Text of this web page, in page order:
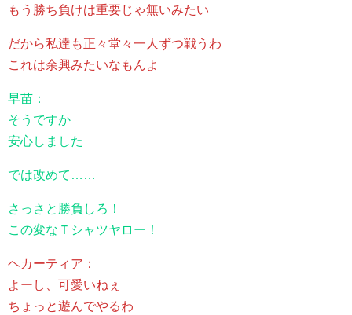
もう勝ち負けは重要じゃ無いみたい
だから私達も正々堂々一人ずつ戦うわ
これは余興みたいなもんよ
早苗：
そうですか
安心しました
では改めて……
さっさと勝負しろ！
この変なＴシャツヤロー！
ヘカーティア：
よーし、可愛いねぇ
ちょっと遊んでやるわ